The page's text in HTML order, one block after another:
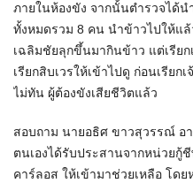
ภายในห้องขัง จากนั้นตำรวจได้
ทั้งหมดรวม 8 คน นำข้าวไปให้แ
เฉลิมชัยลุกขึ้นมากินข้าว แต่เรียก
เรียกสิบเวรให้เข้าไปดู ก่อนเรีย
ไม่ทัน ผู้ต้องขังเสียชีวิตแล้ว
สอบถาม นายอธิศ ขาวสุวรรณ์ อ
ตนเองได้รับประสานจากหน่วยกู้
คาร์ลอส ให้เข้ามาช่วยเหลือ โด